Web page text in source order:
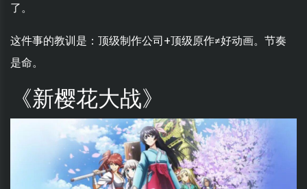
了。
这件事的教训是：顶级制作公司+顶级原作≠好动画。节奏
是命。
《新樱花大战》